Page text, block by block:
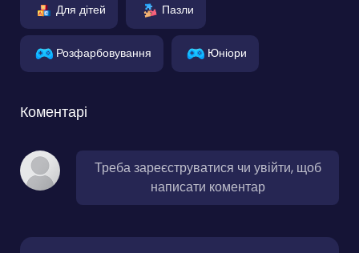
Для дітей Пазли
Розфарбовування Юніори
Коментарі
Треба зареєструватися чи увійти, щоб
написати коментар